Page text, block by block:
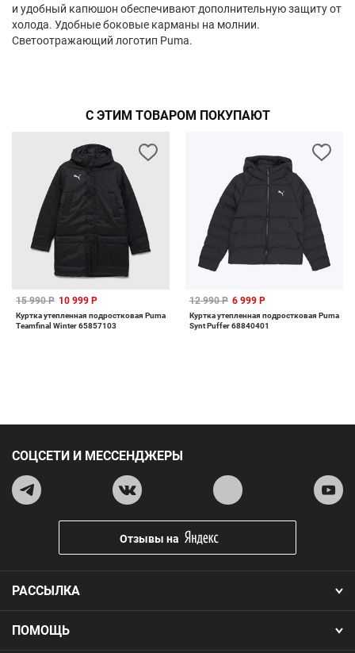
и удобный капюшон обеспечивают дополнительную защиту от
холода. Удобные боковые карманы на молнии.
Светоотражающий логотип Puma.
С ЭТИМ ТОВАРОМ ПОКУПАЮТ
15 990 Р 10 999 Р
Куртка утепленная подростковая Puma
Teamfinal Winter 65857103
12 990 Р 6 999 Р
Куртка утепленная подростковая Puma
Synt Puffer 68840401
ПОМОЩЬ
РАССЫЛКА
СОЦСЕТИ И МЕССЕНДЖЕРЫ
Отзывы на